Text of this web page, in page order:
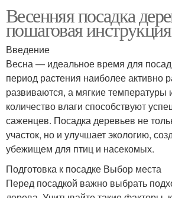
Весенняя посадка
пошаговая инструкция
Введение
Весна — идеальное время для
период растения наиболее активно
развиваются, а мягкие температуры
количество влаги способствуют
саженцев. Посадка деревьев не
участок, но и улучшает экологию,
убежищем для птиц и насекомых.
Подготовка к посадке Выбор места
Перед посадкой важно выбрать